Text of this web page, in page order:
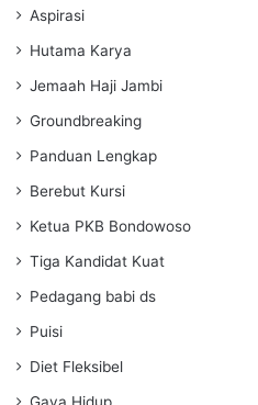
Aspirasi
Hutama Karya
Jemaah Haji Jambi
Groundbreaking
Panduan Lengkap
Berebut Kursi
Ketua PKB Bondowoso
Tiga Kandidat Kuat
Pedagang babi ds
Puisi
Diet Fleksibel